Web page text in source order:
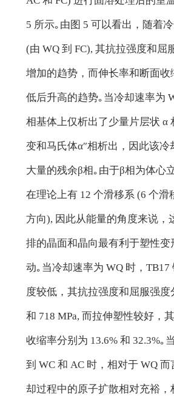
5 所示｡由图 5 可以看出，随着
(由 WQ 到 FC), 其抗拉强度和屈
增加的趋势，而伸长率和断面收
低后升高的趋势｡当冷却速率为
相基体上仅析出了少量片层状 α
变和马氏体α″相析出，因此该冷
大量的残余β相｡由于β相为体心
在理论上有 12 个滑移系 (6 个滑
方向), 因此从能量的角度来说，
排的晶面和晶向最有利于塑性变
动｡当冷却速率为 WQ 时，TB17
度较低，其抗拉强度和屈服强度
和 718 MPa, 而拉伸塑性较好，
收缩率分别为 13.6% 和 32.3%｡
到 WC 和 AC 时，相对于 WQ
却过程中的原子扩散相对充裕，